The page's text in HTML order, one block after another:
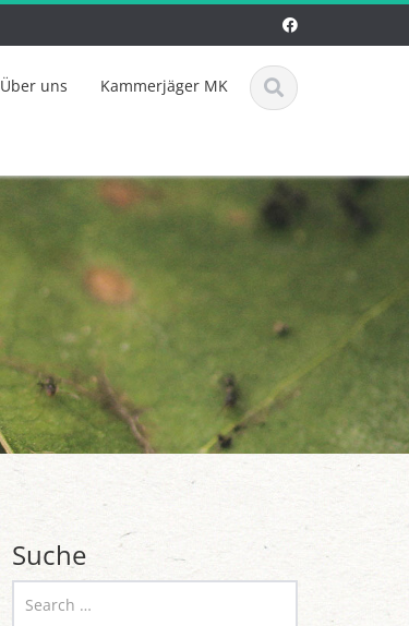
Über uns Kammerjäger MK
Suche